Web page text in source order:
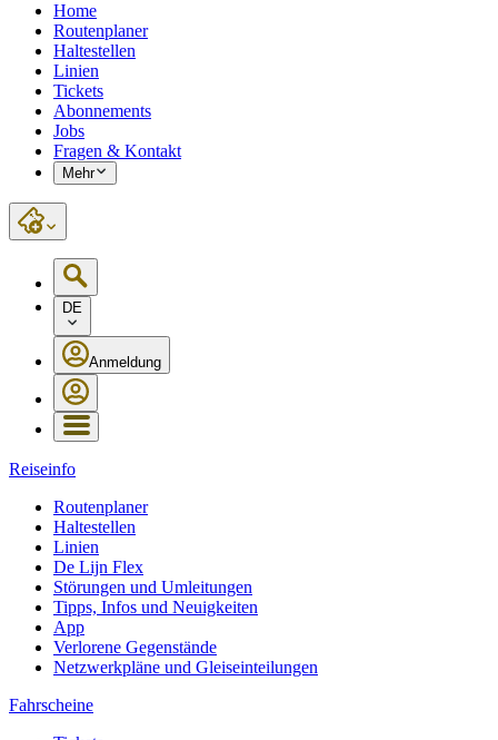
Home
Routenplaner
Haltestellen
Linien
Tickets
Abonnements
Jobs
Fragen & Kontakt
Mehr
DE
Anmeldung
Reiseinfo
Routenplaner
Haltestellen
Linien
De Lijn Flex
Störungen und Umleitungen
Tipps, Infos und Neuigkeiten
App
Verlorene Gegenstände
Netzwerkpläne und Gleiseinteilungen
Fahrscheine